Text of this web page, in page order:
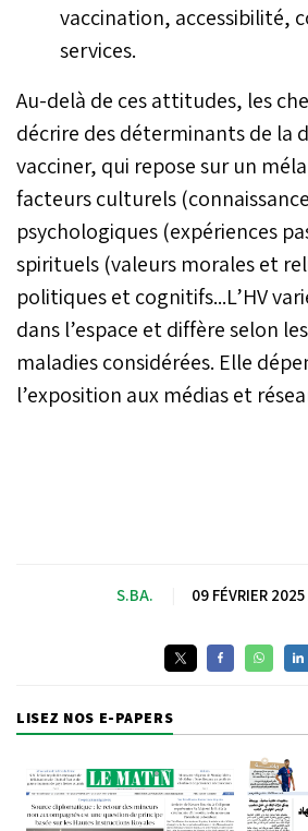
vaccination, accessibilité,
services.
Au-delà de ces attitudes, les
décrire des déterminants de la
vacciner, qui repose sur un
facteurs culturels
psychologiques (expériences
spirituels (valeurs morales et
politiques et cognitifs...L’HV
dans l’espace et diffère selon
maladies considérées. Elle
l’exposition aux médias et
S.BA. 09 FÉVRIER
LISEZ NOS E-PAPERS